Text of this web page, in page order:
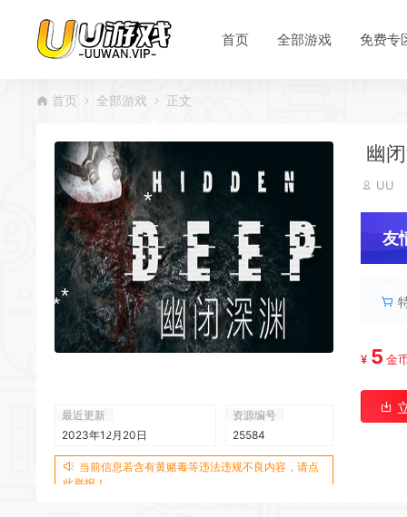
首页 全部游戏 免费专
首页 全部游戏 正文
最近更新
2023年12月20日
资源编号
25584
当前信息若含有黄赌毒等违法违规不良内容，请点
此举报！
幽
UU
友
¥ 5 金